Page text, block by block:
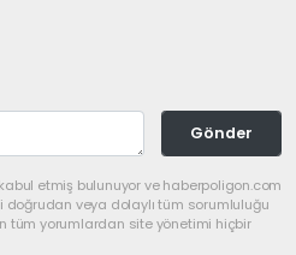
Gönder
etmiş bulunuyor ve haberpoligon.com
doğrudan veya dolaylı tüm sorumluluğu
tüm yorumlardan site yönetimi hiçbir